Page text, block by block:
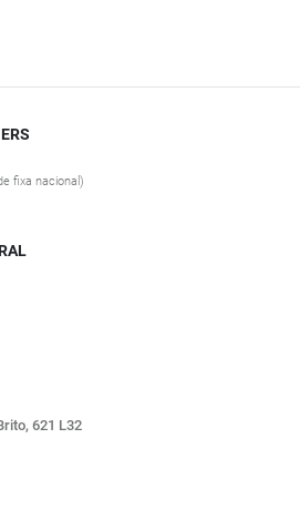
fixa nacional)
621 L32